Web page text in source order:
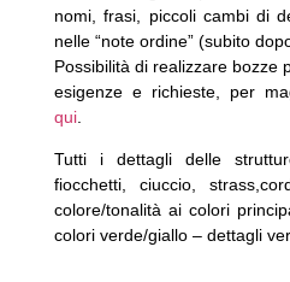
nomi, frasi, piccoli cambi di
nelle “note ordine” (subito
Possibilità di realizzare bozze
esigenze e richieste, per
qui
Tutti i dettagli delle
fiocchetti, ciuccio,
colore/tonalità ai colori
colori verde/giallo – dettagli